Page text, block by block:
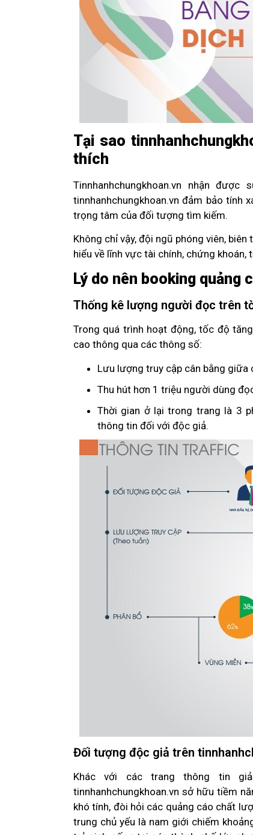
Tại sao
thích
Tinnhanhchungkhoan.vn nhận
tinnhanhchungkhoan.vn đảm bảo tính
trọng tâm của đối tượng tìm kiếm.
Không chỉ vậy, đội ngũ phóng viên,
hiểu về lĩnh vực tài chính, chứng
Lý do nên booking quảng
Thống kê lượng người đọc trên
Trong quá trình hoạt động, tốc độ
cao thông qua các thông số:
Lưu lượng truy cập cân bằng giữa
Thu hút hơn 1 triệu người dùng
Thời gian ở lại trong trang là 3
thông tin đối với độc giả.
Đối tượng độc giả trên
Khác với các trang thông tin
tinnhanhchungkhoan.vn sở hữu tiềm
khó tính, đòi hỏi các quảng cáo chất
trung chủ yếu là nam giới chiếm